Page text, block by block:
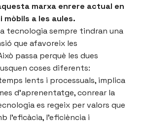
marxa enrere actual en
mòbils a les aules.
la tecnologia sempre tindran una
que afavoreix les
passa perquè les dues
coses diferents:
lents i processuals, implica
d’aprenentatge, conrear la
es regeix per valors que
l’eficàcia, l’eficiència i